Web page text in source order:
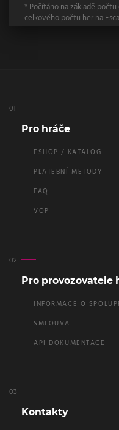
* Počítáno na základě
celkového počtu her na
Pro hráče
ESHOP / KATALOG
PLATEBNÍ METODY
FAQ
VOP
Pro provozovatele
INFORMACE O
SMLOUVA
API DOKUMENTACE
Kontakty